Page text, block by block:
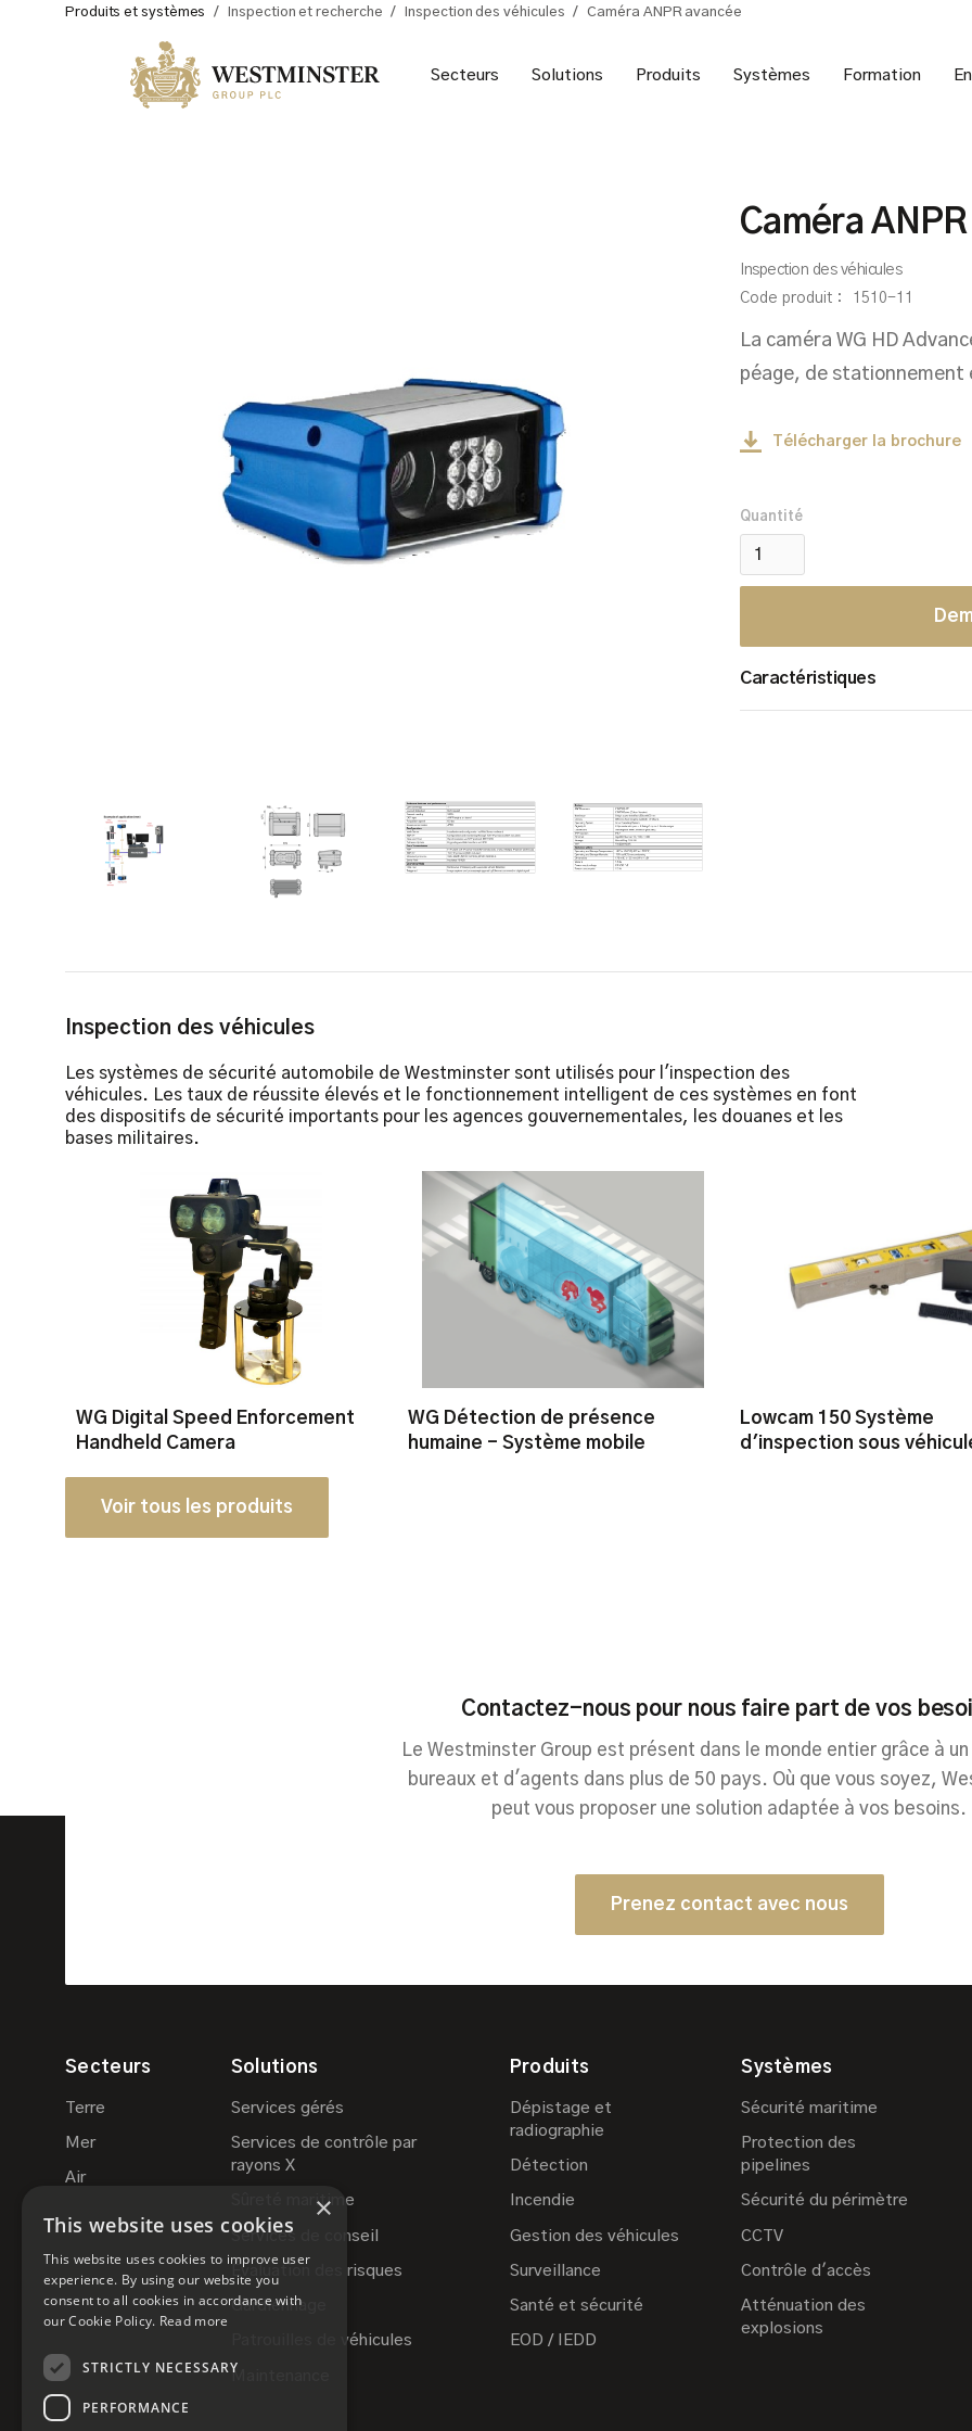
Produits et systèmes / Inspection et recherche / Inspection des véhicules / Caméra ANPR avancée
Secteurs Solutions Produits Systèmes Formation
Caméra
Inspection des véhicules
Code produit :
1510-11
La caméra WG HD
péage, de
Télécharger la brochure
Quantité
Caractéristiques
Inspection des véhicules
Les systèmes de sécurité automobile de Westminster sont utilisés pour l'inspection des
véhicules. Les taux de réussite élevés et le fonctionnement intelligent de ces systèmes en font
des dispositifs de sécurité importants pour les agences gouvernementales, les douanes et les
bases militaires.
WG Digital Speed Enforcement
Handheld Camera
WG Détection de présence
humaine - Système mobile
Lowcam 150 Système
d'inspection sous
Voir tous les produits
Contactez-nous pour nous faire part de vos
Le Westminster Group est présent dans le monde entier grâce à
bureaux et d'agents dans plus de 50 pays. Où que vous soyez,
peut vous proposer une solution adaptée à vos besoins.
Prenez contact avec nous
Secteurs
Terre
Mer
Air
Solutions
Services gérés
Services de contrôle par
rayons X
Sûreté maritime
Services de conseil
Évaluation des risques
Gardiennage
Patrouilles de véhicules
Maintenance
Produits
Dépistage et
radiographie
Détection
Incendie
Gestion des véhicules
Surveillance
Santé et sécurité
EOD / IEDD
Systèmes
Sécurité maritime
Protection des
pipelines
Sécurité du périmètre
CCTV
Contrôle d'accès
Atténuation des
explosions
×
This website uses cookies
This website uses cookies to improve user
experience. By using our website you
consent to all cookies in accordance with
our Cookie Policy. Read more
STRICTLY NECESSARY
PERFORMANCE